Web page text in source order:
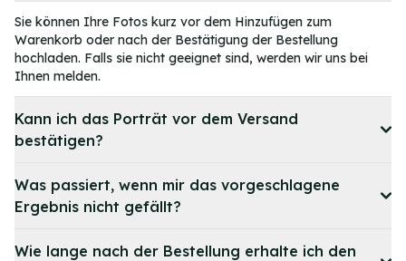
Sie können Ihre Fotos kurz vor dem Hinzufügen zum
Warenkorb oder nach der Bestätigung der Bestellung
hochladen. Falls sie nicht geeignet sind, werden wir uns bei
Ihnen melden.
Kann ich das Porträt vor dem Versand
bestätigen?
Was passiert, wenn mir das vorgeschlagene
Ergebnis nicht gefällt?
Wie lange nach der Bestellung erhalte ich den